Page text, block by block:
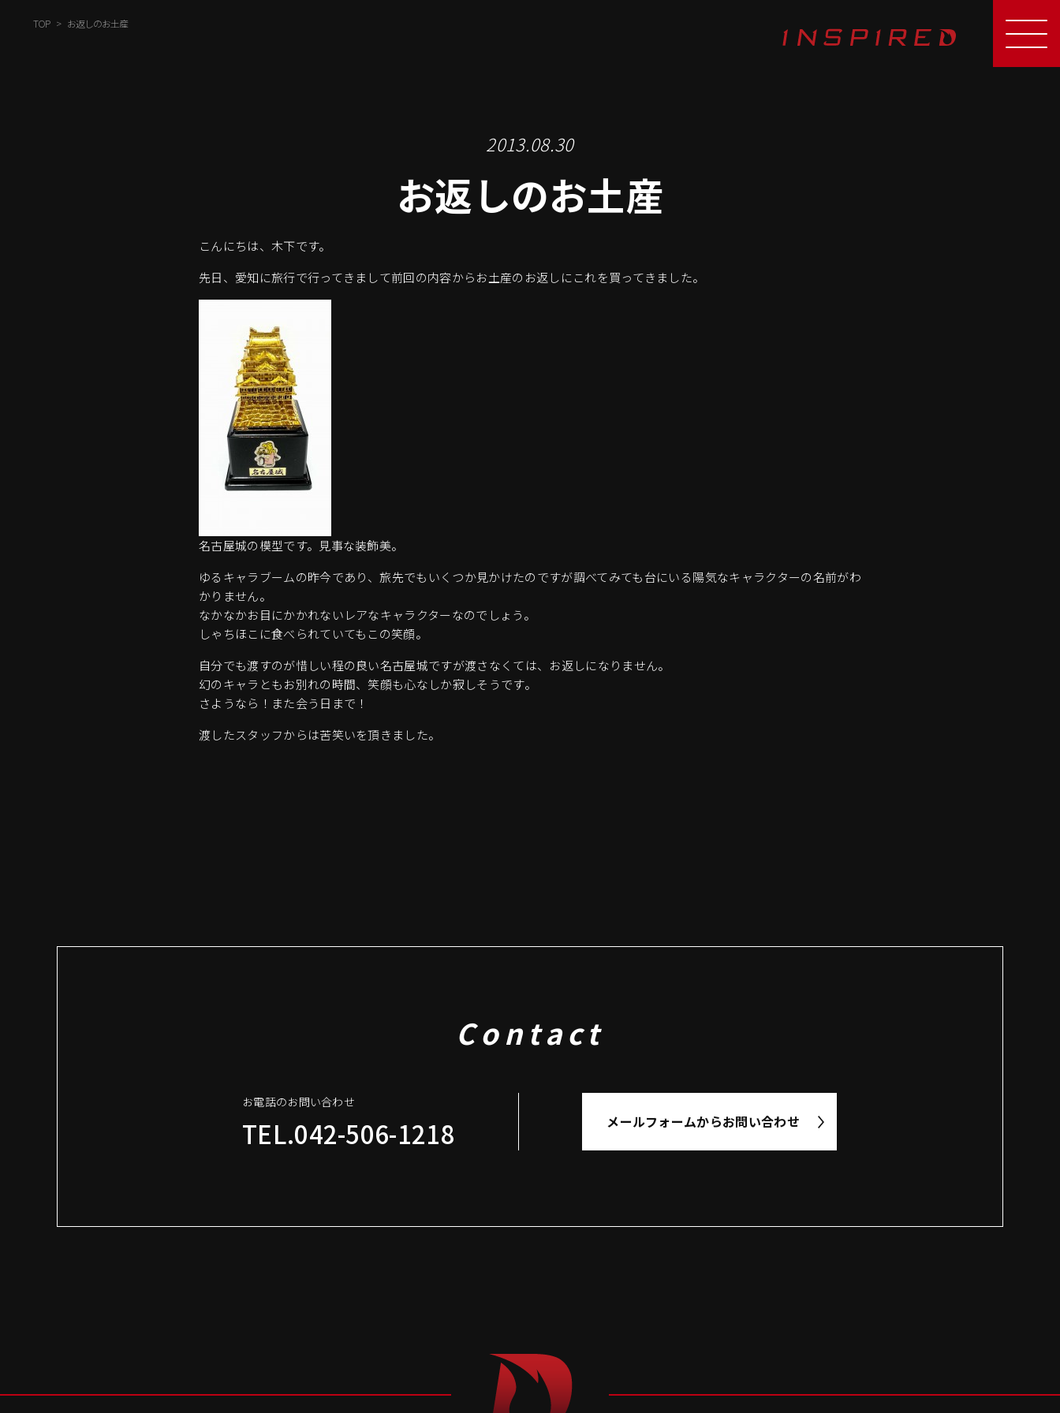
TOP お返しのお土産
2013.08.30
お返しのお土産
こんにちは、木下です。
先日、愛知に旅行で行ってきまして前回の内容からお土産のお返しにこれを買ってきました。
名古屋城の模型です。見事な装飾美。
ゆるキャラブームの昨今であり、旅先でもいくつか見かけたのですが調べてみても台にいる陽気なキャラクターの名前がわ
かりません。
なかなかお目にかかれないレアなキャラクターなのでしょう。
しゃちほこに食べられていてもこの笑顔。
自分でも渡すのが惜しい程の良い名古屋城ですが渡さなくては、お返しになりません。
幻のキャラともお別れの時間、笑顔も心なしか寂しそうです。
さようなら！また会う日まで！
渡したスタッフからは苦笑いを頂きました。
Contact
お電話のお問い合わせ
TEL.042-506-1218 メールフォームからお問い合わせ